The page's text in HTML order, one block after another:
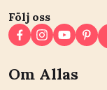
Följ oss
Om Allas